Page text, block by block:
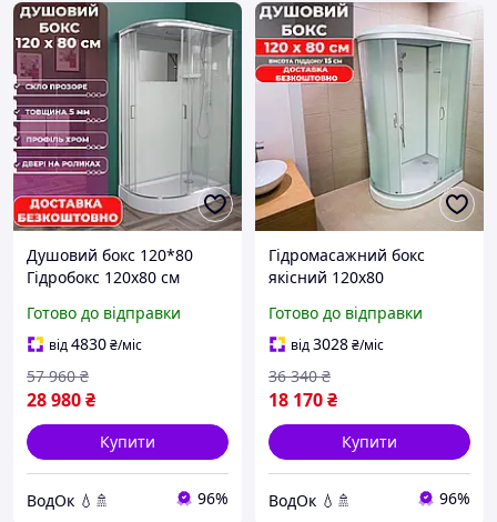
Душовий бокс 120*80
Гідробокс 120х80 см
душовий гідробокс із
піддоном
Готово до відправки
від4830₴/міс
28 980₴
57 960 ₴
Купити
ВодОк 💧🚿 96%
Гідромасажний бокс
якісний 120х80
піддон 15 см скло матове
Душовий бокс душова
кабіна 120*80
Готово до відправки
від3028₴/міс
18 170₴
36 340 ₴
Купити
ВодОк 💧🚿 96%